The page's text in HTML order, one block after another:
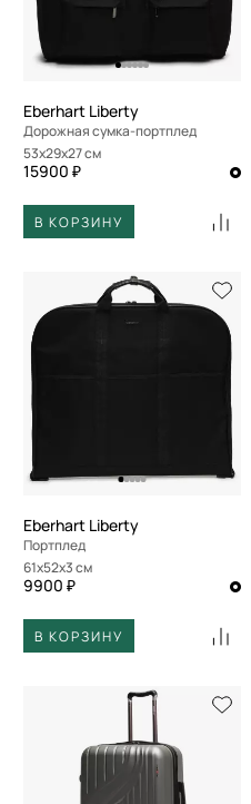
Eberhart Liberty
Дорожная сумка-портплед
53x29x27 см
15900 ₽
В КОРЗИНУ
Eberhart Liberty
Портплед
61x52x3 см
9900 ₽
В КОРЗИНУ